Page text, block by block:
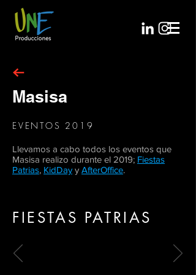
EVENTOS 2019
Llevamos a cabo todos los eventos que
Masisa realizo durante el 2019; Fiestas
Patrias, KidDay y AfterOffice.
Masisa
FIESTAS PATRIAS